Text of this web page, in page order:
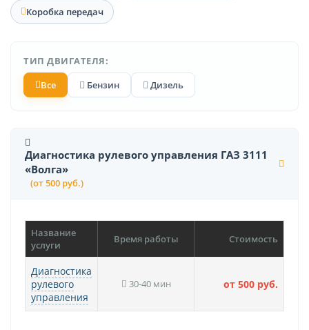
Коробка передач
ТИП ДВИГАТЕЛЯ:
Все
Бензин Дизель
Диагностика рулевого управления ГАЗ 3111
«Волга»
(от 500 руб.)
Название
услуги
Время работы Стоимость
Диагностика
рулевого
управления
30-40 мин от 500 руб.